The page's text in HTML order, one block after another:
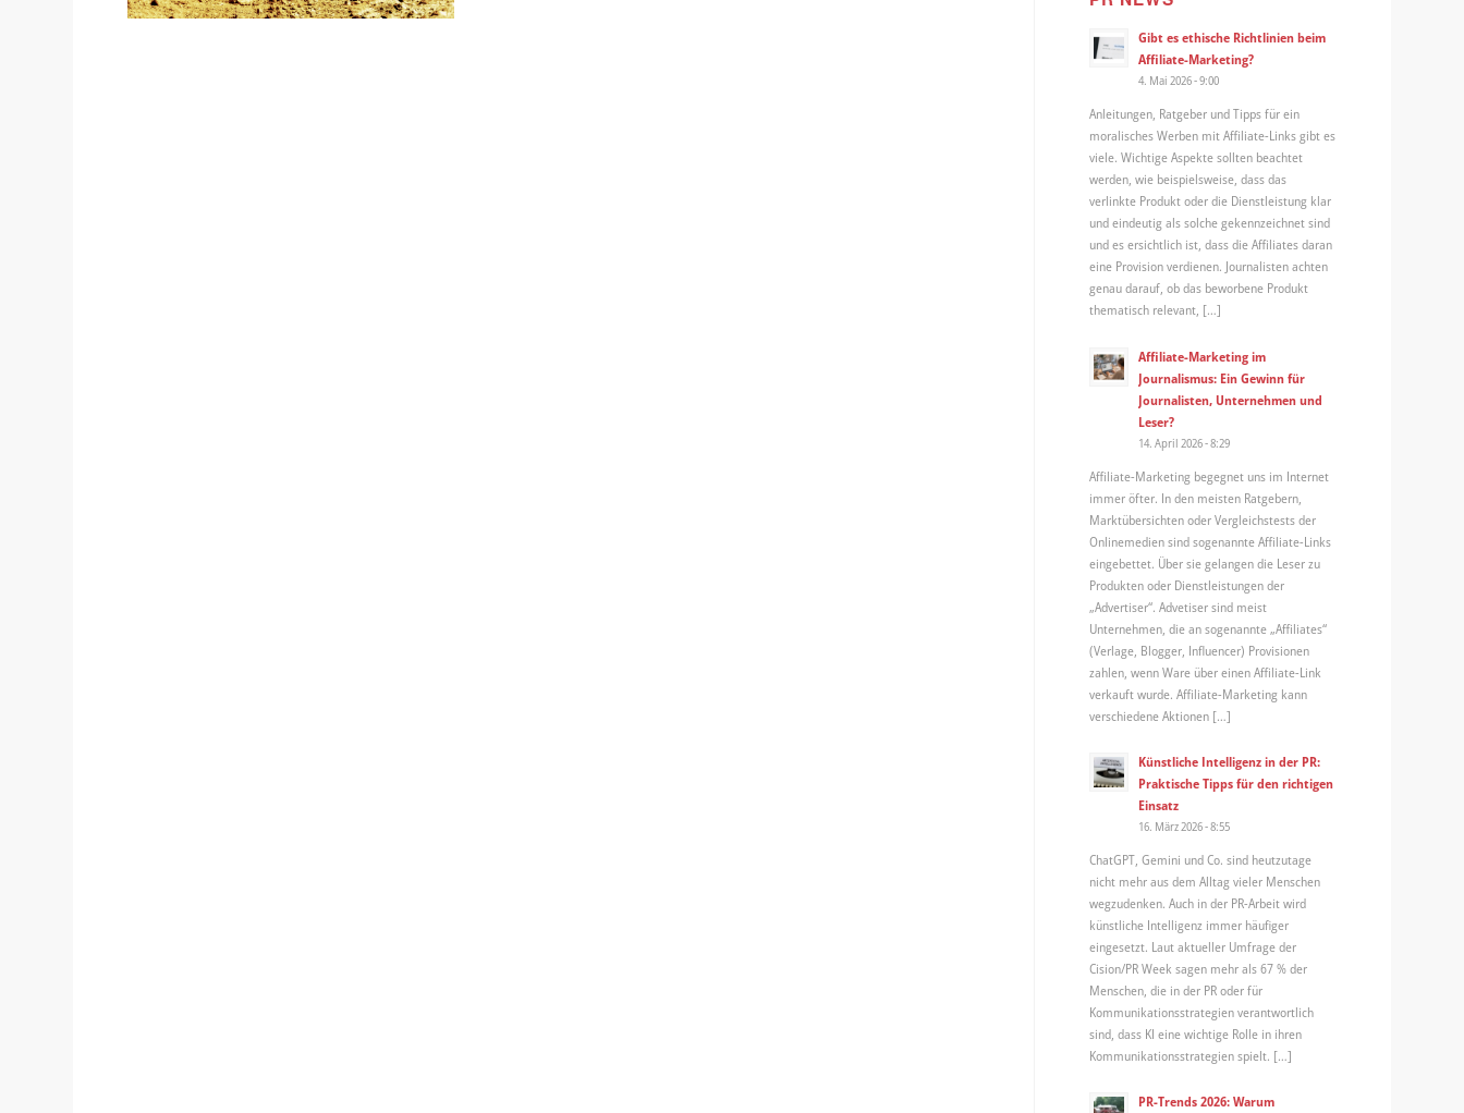
Gibt es ethische Richtlinien beim
Affiliate-Marketing?
4. Mai 2026 - 9:00
Anleitungen, Ratgeber und Tipps für ein
moralisches Werben mit Affiliate-Links gibt es
viele. Wichtige Aspekte sollten beachtet
werden, wie beispielsweise, dass das
verlinkte Produkt oder die Dienstleistung klar
und eindeutig als solche gekennzeichnet sind
und es ersichtlich ist, dass die Affiliates daran
eine Provision verdienen. Journalisten achten
genau darauf, ob das beworbene Produkt
thematisch relevant, […]
Affiliate-Marketing im
Journalismus: Ein Gewinn für
Journalisten, Unternehmen und
Leser?
14. April 2026 - 8:29
Affiliate-Marketing begegnet uns im Internet
immer öfter. In den meisten Ratgebern,
Marktübersichten oder Vergleichstests der
Onlinemedien sind sogenannte Affiliate-Links
eingebettet. Über sie gelangen die Leser zu
Produkten oder Dienstleistungen der
„Advertiser“. Advetiser sind meist
Unternehmen, die an sogenannte „Affiliates“
(Verlage, Blogger, Influencer) Provisionen
zahlen, wenn Ware über einen Affiliate-Link
verkauft wurde. Affiliate-Marketing kann
verschiedene Aktionen […]
Künstliche Intelligenz in der PR:
Praktische Tipps für den richtigen
Einsatz
16. März 2026 - 8:55
ChatGPT, Gemini und Co. sind heutzutage
nicht mehr aus dem Alltag vieler Menschen
wegzudenken. Auch in der PR-Arbeit wird
künstliche Intelligenz immer häufiger
eingesetzt. Laut aktueller Umfrage der
Cision/PR Week sagen mehr als 67 % der
Menschen, die in der PR oder für
Kommunikationsstrategien verantwortlich
sind, dass KI eine wichtige Rolle in ihren
Kommunikationsstrategien spielt. […]
PR-Trends 2026: Warum